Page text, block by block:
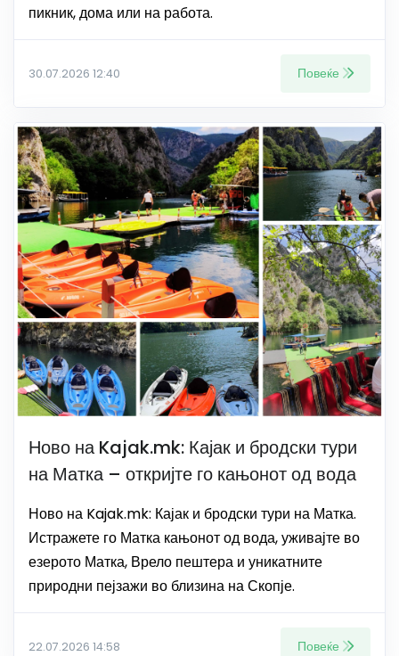
пикник, дома или на работа.
30.07.2026 12:40 Повеќе
Ново на Kajak.mk: Кајак и бродски тури
на Матка – откријте го кањонот од вода
Ново на Kajak.mk: Кајак и бродски тури на Матка.
Истражете го Матка кањонот од вода, уживајте во
езерото Матка, Врело пештера и уникатните
природни пејзажи во близина на Скопје.
22.07.2026 14:58 Повеќе